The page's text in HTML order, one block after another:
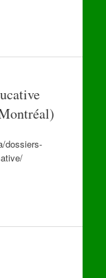
dossiers-